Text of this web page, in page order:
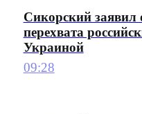
Сикорский заявил
перехвата
Украиной
09:28